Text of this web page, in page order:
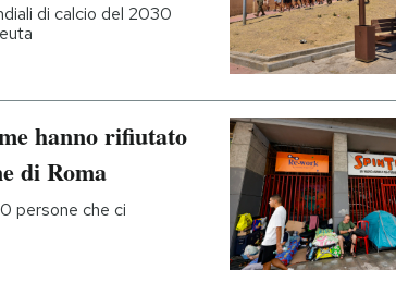
di calcio del 2030
hanno rifiutato
di Roma
persone che ci